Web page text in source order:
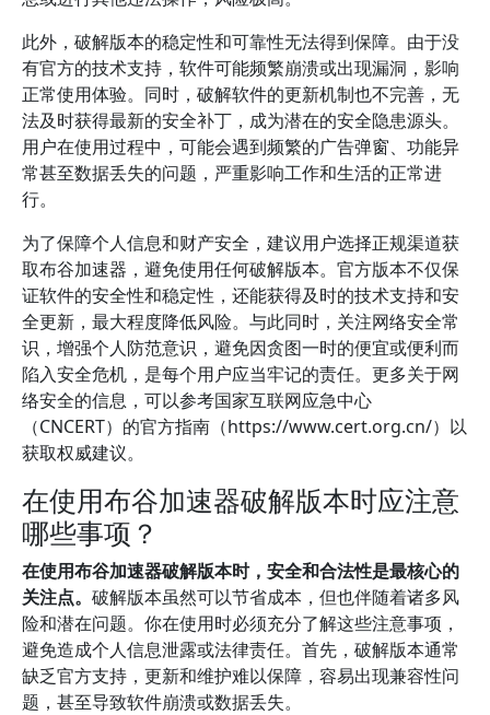
此外，破解版本的稳定性和可靠性无法得到保障。由于没
有官方的技术支持，软件可能频繁崩溃或出现漏洞，影响
正常使用体验。同时，破解软件的更新机制也不完善，无
法及时获得最新的安全补丁，成为潜在的安全隐患源头。
用户在使用过程中，可能会遇到频繁的广告弹窗、功能异
常甚至数据丢失的问题，严重影响工作和生活的正常进
行。
为了保障个人信息和财产安全，建议用户选择正规渠道获
取布谷加速器，避免使用任何破解版本。官方版本不仅保
证软件的安全性和稳定性，还能获得及时的技术支持和安
全更新，最大程度降低风险。与此同时，关注网络安全常
识，增强个人防范意识，避免因贪图一时的便宜或便利而
陷入安全危机，是每个用户应当牢记的责任。更多关于网
络安全的信息，可以参考国家互联网应急中心
（CNCERT）的官方指南（https://www.cert.org.cn/）以
获取权威建议。
在使用布谷加速器破解版本时应注意
哪些事项？
在使用布谷加速器破解版本时，安全和合法性是最核心的
关注点。 破解版本虽然可以节省成本，但也伴随着诸多风
险和潜在问题。你在使用时必须充分了解这些注意事项，
避免造成个人信息泄露或法律责任。首先，破解版本通常
缺乏官方支持，更新和维护难以保障，容易出现兼容性问
题，甚至导致软件崩溃或数据丢失。